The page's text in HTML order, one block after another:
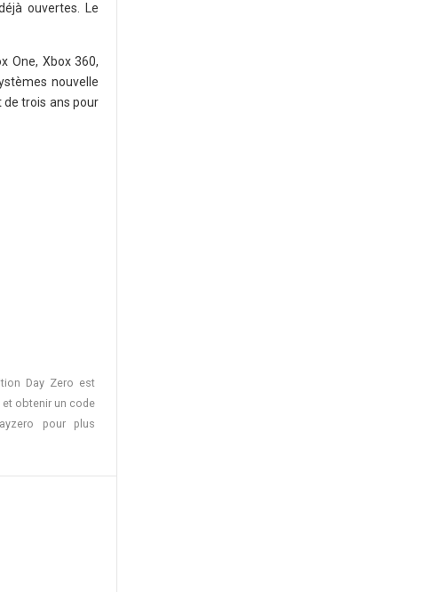
ouvertes. Le
One, Xbox 360,
nouvelle
de trois ans pour
Day Zero est
et obtenir un code
pour plus